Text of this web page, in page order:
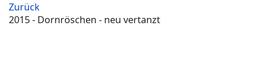
Zurück
2015 - Dornröschen - neu vertanzt